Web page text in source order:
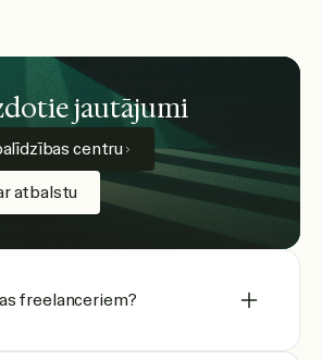
jautājumi
centru
atbalstu
freelanceriem?